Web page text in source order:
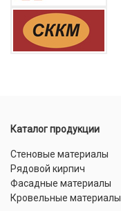
Каталог продукции
Стеновые материалы
Рядовой кирпич
Фасадные материалы
Кровельные материалы